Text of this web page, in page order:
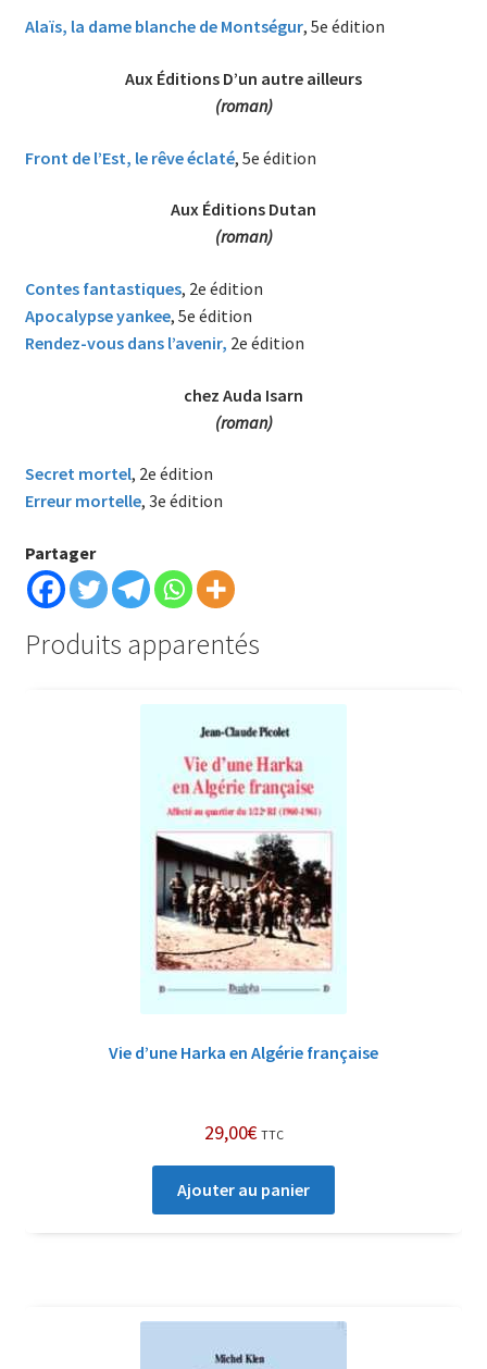
Alaïs, la dame blanche de Montségur, 5e édition
Aux Éditions D’un autre ailleurs
(roman)
Front de l’Est, le rêve éclaté, 5e édition
Aux Éditions Dutan
(roman)
Contes fantastiques, 2e édition
Apocalypse yankee, 5e édition
Rendez-vous dans l’avenir, 2e édition
chez Auda Isarn
(roman)
Secret mortel, 2e édition
Erreur mortelle, 3e édition
Partager
Produits apparentés
Vie d’une Harka en Algérie française
29,00€ TTC
Ajouter au panier